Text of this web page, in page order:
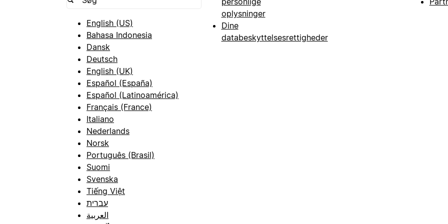
English (US)
Bahasa Indonesia
Dansk
Deutsch
English (UK)
Español (España)
Español (Latinoamérica)
Français (France)
Italiano
Nederlands
Norsk
Português (Brasil)
Suomi
Svenska
Tiếng Việt
עברית
العربية
oplysninger
Dine
databeskyttelsesrettigheder